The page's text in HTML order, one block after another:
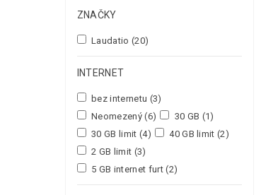
ZNAČKY
Laudatio (20)
INTERNET
bez internetu (3)
Neomezený(6) 30 GB (1)
30 GB limit (4) 40 GB limit(2)
2 GB limit (3)
5 GB internet furt(2)